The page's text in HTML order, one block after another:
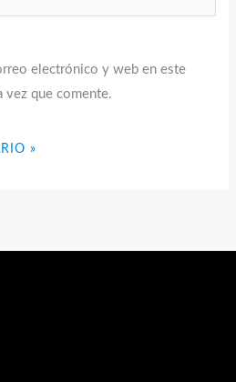
electrónico y web en este
vez que comente.